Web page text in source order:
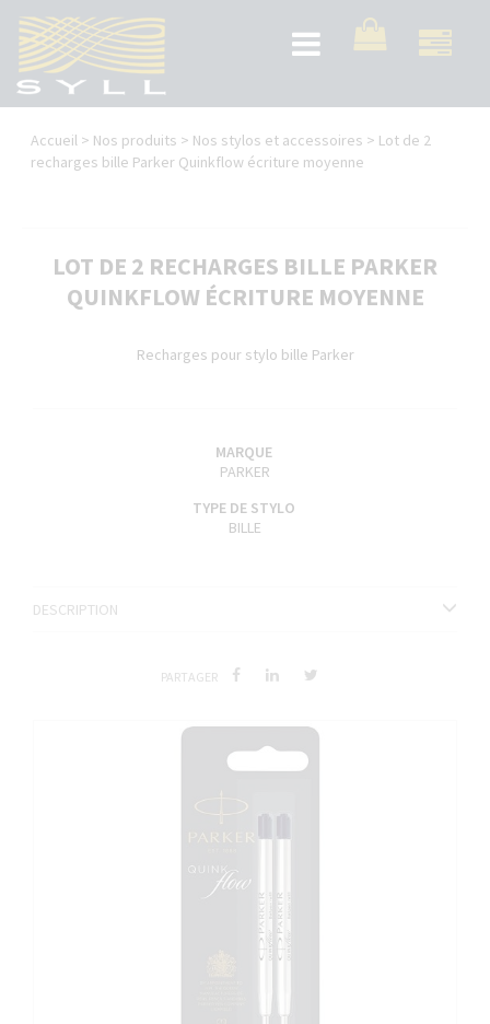
contenu
principal
Toggle
navigation
Vous
êtes
Accueil > Nos produits > Nos stylos et accessoires > Lot de 2
recharges bille Parker Quinkflow écriture moyenne
LOT DE 2 RECHARGES BILLE PARKER
QUINKFLOW ÉCRITURE MOYENNE
Recharges pour stylo bille Parker
MARQUE
PARKER
TYPE DE STYLO
BILLE
DESCRIPTION
PARTAGER